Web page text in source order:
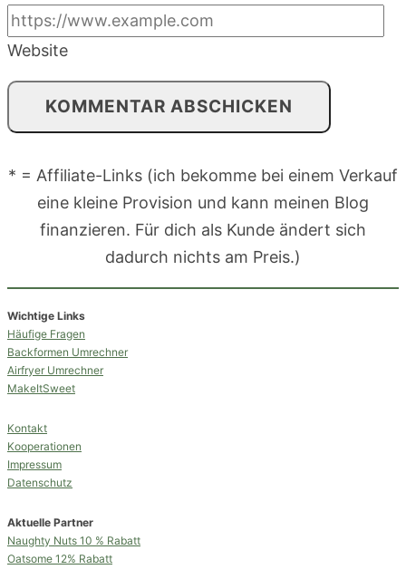
Website
* = Affiliate-Links (ich bekomme bei einem Verkauf
eine kleine Provision und kann meinen Blog
finanzieren. Für dich als Kunde ändert sich
dadurch nichts am Preis.)
Wichtige Links
Häufige Fragen
Backformen Umrechner
Airfryer Umrechner
MakeItSweet
Kontakt
Kooperationen
Impressum
Datenschutz
Aktuelle Partner
Naughty Nuts 10 % Rabatt
Oatsome 12% Rabatt